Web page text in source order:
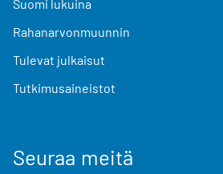
Suomi lukuina
Rahanarvonmuunnin
Tulevat julkaisut
Tutkimusaineistot
Seuraa meitä